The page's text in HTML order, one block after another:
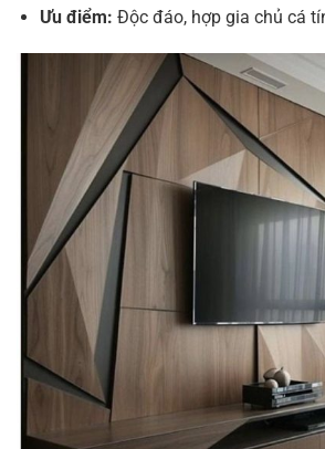
Ưu điểm: Độc đáo, hợp gia chủ cá